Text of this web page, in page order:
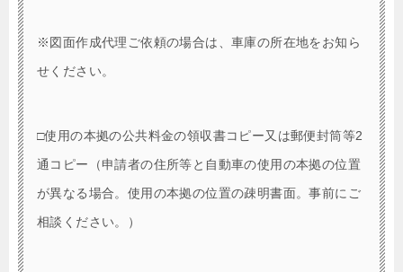
※図面作成代理ご依頼の場合は、車庫の所在地をお知ら
せください。
□使用の本拠の公共料金の領収書コピー又は郵便封筒等2
通コピー（申請者の住所等と自動車の使用の本拠の位置
が異なる場合。使用の本拠の位置の疎明書面。事前にご
相談ください。）